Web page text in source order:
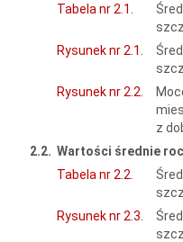
Tabela nr 2.1.
Rysunek nr 2.1.
Rysunek nr 2.2.
z
2.2. Wartości średnie
Tabela nr 2.2.
Rysunek nr 2.3.